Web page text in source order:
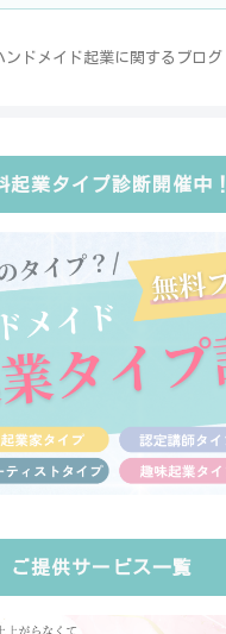
ンドメイド起業に関するブログ
起業タイプ診断開催中！
ご提供サービス一覧